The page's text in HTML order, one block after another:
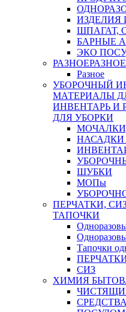
ИЗДЕЛИЯ
ШПАГАТ,
БАРНЫЕ
ЭКО
РАЗНОЕРАЗНОЕ
Разное
УБОРОЧНЫЙ
МАТЕРИАЛЫ
ИНВЕНТАРЬ И
ДЛЯ УБОРКИ
ШУБКИ
МОПы
ПЕРЧАТКИ,
ТАПОЧКИ
Тапочки
СИЗ
ХИМИЯ